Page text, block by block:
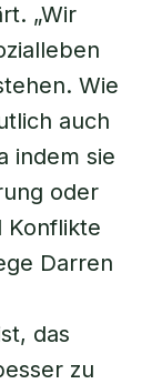
„Wir
Wie
auch
indem sie
oder
Konflikte
Darren
das
zu